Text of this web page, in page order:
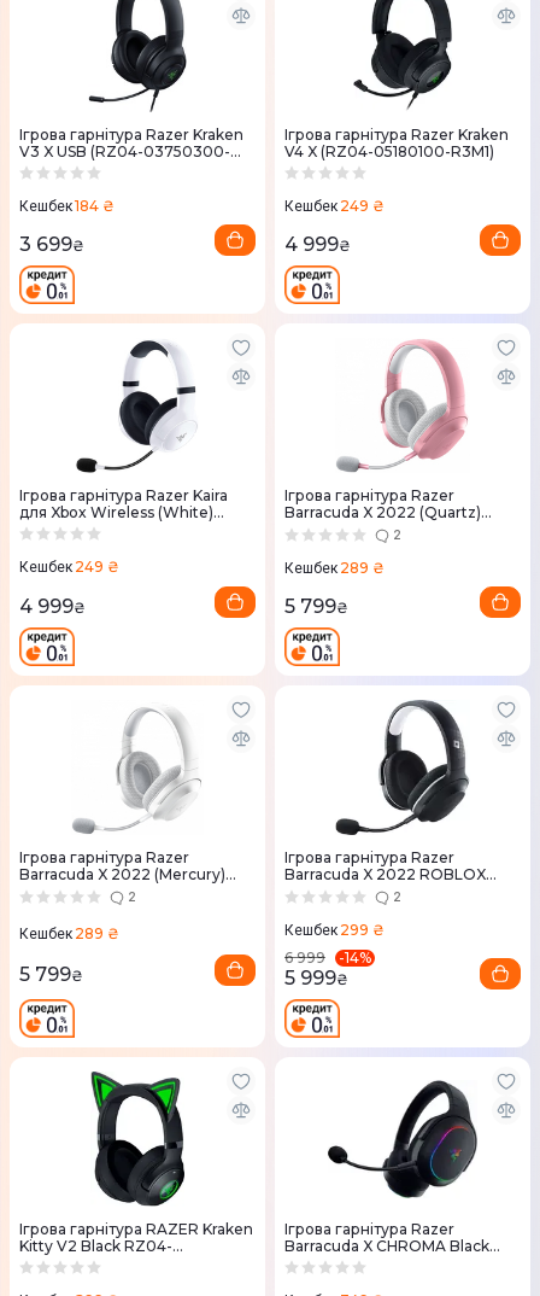
Ігрова гарнітура Razer Kraken
V3 X USB (RZ04-03750300-
R3M1)
Кешбек184 ₴
3 699₴
Ігрова гарнітура Razer Kraken
V4 X (RZ04-05180100-R3M1)
Кешбек 249 ₴
4 999₴
Ігрова гарнітура Razer Kaira
для Xbox Wireless (White)
RZ04-03480200-R3M1
Кешбек 249 ₴
4 999₴
Ігрова гарнітура Razer
Barracuda X 2022 (Quartz)
RZ04-04430300-R3M1
2
Кешбек 289 ₴
5 799₴
Ігрова гарнітура Razer
Barracuda X 2022 (Mercury)
RZ04-04430200-R3M1
2
Кешбек 289 ₴
5 799₴
Ігрова гарнітура Razer
Barracuda X 2022 ROBLOX
Edition (Black) RZ04-
04430400-R3M1
2
Кешбек 299 ₴
6 999
-14%
5 999₴
Ігрова гарнітура RAZER Kraken
Kitty V2 Black RZ04-
04860500-R3M1)
Ігрова гарнітура Razer
Barracuda X CHROMA Black
(RZ04-05220100-R3M1)